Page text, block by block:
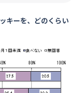
キーを、どのくらい